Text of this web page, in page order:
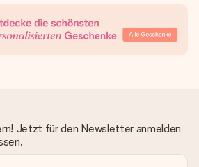
Jetzt für den Newsletter anmelden